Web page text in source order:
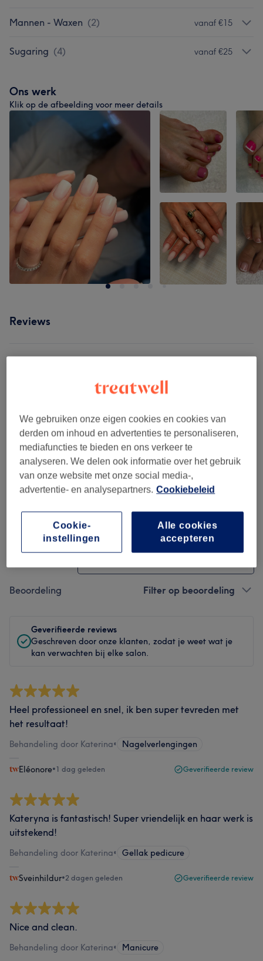
Mannen - Waxen (2) vanaf €15
Sugaring (4) vanaf €25
Ons werk
Klik op de afbeelding voor meer details
Reviews
Ambiance
Hygiëne
Medewerkers
Reviews filteren
Beoordeling Filter op beoordeling
Geverifieerde reviews
Geschreven door onze klanten, zodat je weet wat je
kan verwachten bij elke salon.
Heel professioneel en snel, ik ben super tevreden met
het resultaat!
Behandeling door Katerina• Nagelverlengingen
Eléonore•1 dag geleden Geverifieerde review
Kateryna is fantastisch! Super vriendelijk en haar werk is
uitstekend!
Behandeling door Katerina• Gellak pedicure
Sveinhildur•2 dagen geleden Geverifieerde review
Nice and clean.
Behandeling door Katerina• Manicure
We gebruiken onze eigen cookies en cookies van
derden om inhoud en advertenties te personaliseren,
mediafuncties te bieden en ons verkeer te
analyseren. We delen ook informatie over het gebruik
van onze website met onze social media-,
advertentie- en analysepartners. Cookiebeleid
Alle cookies
accepteren
Cookie-
instellingen